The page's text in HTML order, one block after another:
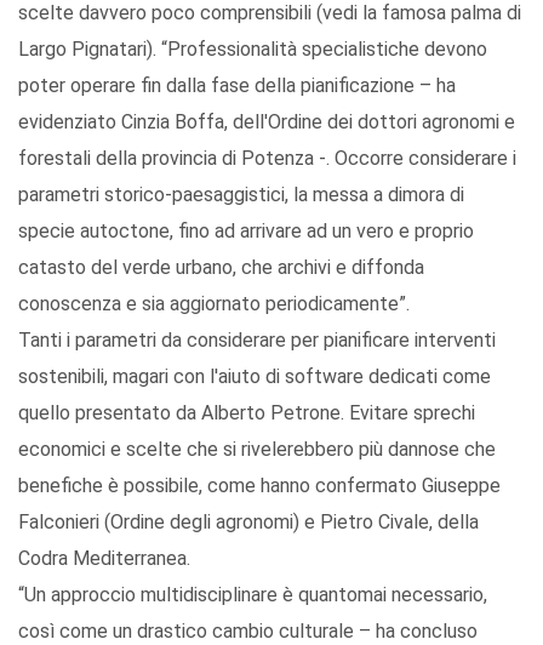
scelte davvero poco comprensibili (vedi la famosa palma di
Largo Pignatari). “Professionalità specialistiche devono
poter operare fin dalla fase della pianificazione – ha
evidenziato Cinzia Boffa, dell'Ordine dei dottori agronomi e
forestali della provincia di Potenza -. Occorre considerare i
parametri storico-paesaggistici, la messa a dimora di
specie autoctone, fino ad arrivare ad un vero e proprio
catasto del verde urbano, che archivi e diffonda
conoscenza e sia aggiornato periodicamente”.
Tanti i parametri da considerare per pianificare interventi
sostenibili, magari con l'aiuto di software dedicati come
quello presentato da Alberto Petrone. Evitare sprechi
economici e scelte che si rivelerebbero più dannose che
benefiche è possibile, come hanno confermato Giuseppe
Falconieri (Ordine degli agronomi) e Pietro Civale, della
Codra Mediterranea.
“Un approccio multidisciplinare è quantomai necessario,
così come un drastico cambio culturale – ha concluso